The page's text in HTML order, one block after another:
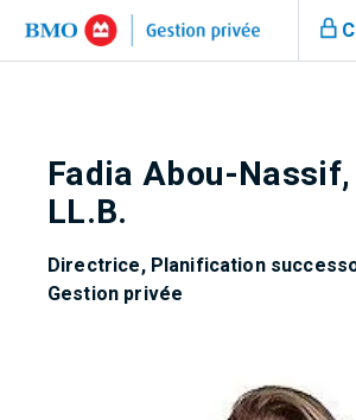
Fadia Abou-Nassif,
LL.B.
Directrice, Planification
Gestion privée